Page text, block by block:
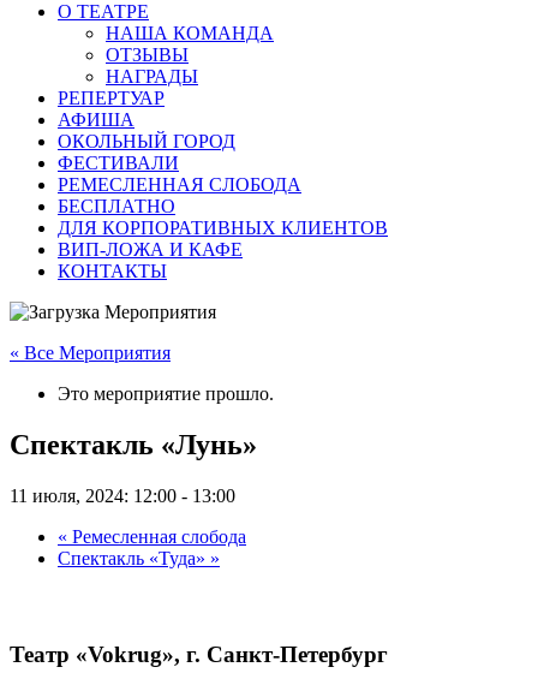
О ТЕАТРЕ
НАША КОМАНДА
ОТЗЫВЫ
НАГРАДЫ
РЕПЕРТУАР
АФИША
ОКОЛЬНЫЙ ГОРОД
ФЕСТИВАЛИ
РЕМЕСЛЕННАЯ СЛОБОДА
БЕСПЛАТНО
ДЛЯ КОРПОРАТИВНЫХ КЛИЕНТОВ
ВИП-ЛОЖА И КАФЕ
КОНТАКТЫ
« Все Мероприятия
Это мероприятие прошло.
Спектакль «Лунь»
11 июля, 2024: 12:00 - 13:00
« Ремесленная слобода
Спектакль «Туда» »
Театр «Vokrug», г. Санкт-Петербург